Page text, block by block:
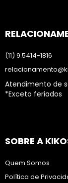
(11) 9.5414-1816
Atendimento de
*Exceto feriados
SOBRE A
Quem Somos
Política de